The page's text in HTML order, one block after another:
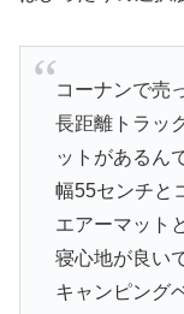
コーナンで売
長距離トラッ
ットがあるん
幅55センチと
エアーマット
寝心地が良い
キャンピング